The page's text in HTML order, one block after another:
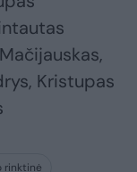
Kristupas
rinktinė